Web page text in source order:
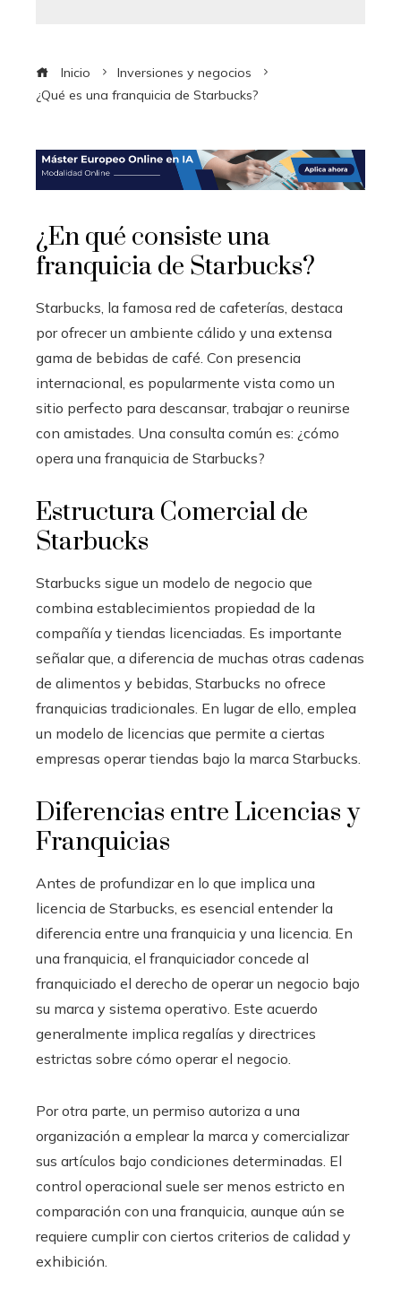
Inicio
Inversiones y negocios
¿Qué es una franquicia de Starbucks?
¿En qué consiste una
franquicia de Starbucks?
Starbucks, la famosa red de cafeterías, destaca
por ofrecer un ambiente cálido y una extensa
gama de bebidas de café. Con presencia
internacional, es popularmente vista como un
sitio perfecto para descansar, trabajar o reunirse
con amistades. Una consulta común es: ¿cómo
opera una franquicia de Starbucks?
Estructura Comercial de
Starbucks
Starbucks sigue un modelo de negocio que
combina establecimientos propiedad de la
compañía y tiendas licenciadas. Es importante
señalar que, a diferencia de muchas otras cadenas
de alimentos y bebidas, Starbucks no ofrece
franquicias tradicionales. En lugar de ello, emplea
un modelo de licencias que permite a ciertas
empresas operar tiendas bajo la marca Starbucks.
Diferencias entre Licencias y
Franquicias
Antes de profundizar en lo que implica una
licencia de Starbucks, es esencial entender la
diferencia entre una franquicia y una licencia. En
una franquicia, el franquiciador concede al
franquiciado el derecho de operar un negocio bajo
su marca y sistema operativo. Este acuerdo
generalmente implica regalías y directrices
estrictas sobre cómo operar el negocio.
Por otra parte, un permiso autoriza a una
organización a emplear la marca y comercializar
sus artículos bajo condiciones determinadas. El
control operacional suele ser menos estricto en
comparación con una franquicia, aunque aún se
requiere cumplir con ciertos criterios de calidad y
exhibición.